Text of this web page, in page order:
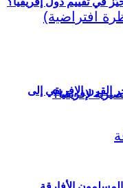
القرن الإفريقي إلى
لإفريقيا؟